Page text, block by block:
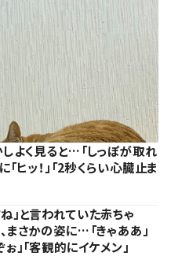
よく見ると…「しっぽが取れ
ヒッ！」「2秒くらい心臓止ま
」と言われていた赤ちゃ
まさかの姿に…「きゃああ」
ぉ」「客観的にイケメン」